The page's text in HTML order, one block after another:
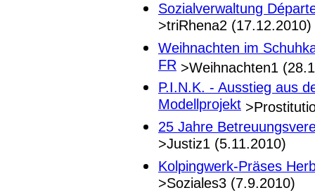
Sozialverwaltung
>triRhena2 (17.12.2010)
Weihnachten im
FR >Weihnachten1
P.I.N.K. - Ausstieg aus
Modellprojekt
25 Jahre
>Justiz1 (5.11.2010)
Kolpingwerk-Präses
>Soziales3 (7.9.2010)